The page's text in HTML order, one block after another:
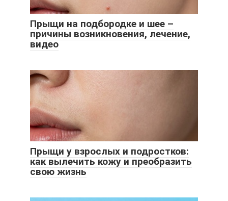
Прыщи на подбородке и шее –
причины возникновения, лечение,
видео
Прыщи у взрослых и подростков:
как вылечить кожу и преобразить
свою жизнь